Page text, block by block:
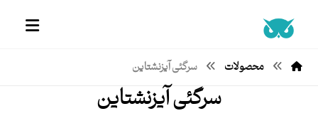
محصولات سرگئی آیزنشتاین
سرگئی آیزنشتاین